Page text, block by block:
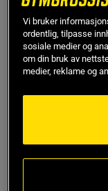
!
Dette
det kommer
treningssenteret og i
Les mer
Vi bruker
ordentlig, tilpasse
sosiale medier og
om din bruk av
medier, reklame og